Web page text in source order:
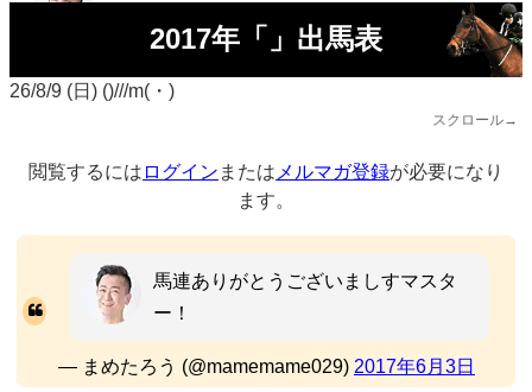
2017年「」出馬表
26/8/9 (日) ()///m(・)
スクロール→
閲覧するには ログイン または メルマガ登録が必要になり
ます。
馬連ありがとうございましすマスタ
ー！
— まめたろう (@mamemame029) 2017年6月3日